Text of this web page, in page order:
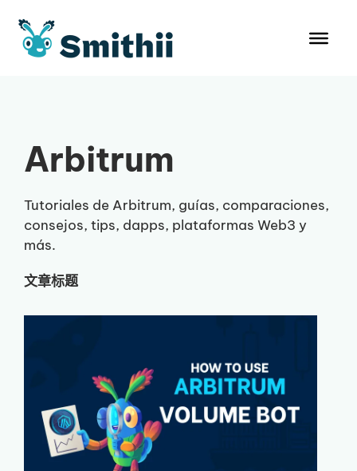
Arbitrum
Tutoriales de Arbitrum, guías, comparaciones,
consejos, tips, dapps, plataformas Web3 y
más.
文章标题